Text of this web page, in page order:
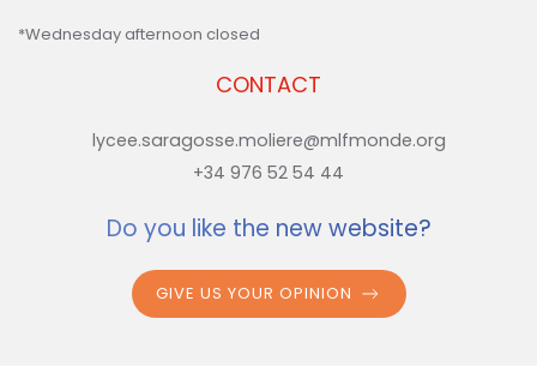
CONTACT
lycee.saragosse.moliere@mlfmonde.org
+34 976 52 54 44
*Wednesday afternoon closed
Do you like the new website?
GIVE US YOUR OPINION